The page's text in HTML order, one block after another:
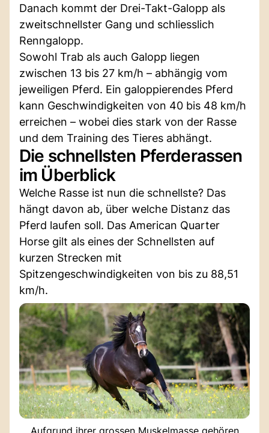
Danach kommt der Drei-Takt-Galopp als
zweitschnellster Gang und schliesslich
Renngalopp.
Sowohl Trab als auch Galopp liegen
zwischen 13 bis 27 km/h – abhängig vom
jeweiligen Pferd. Ein galoppierendes Pferd
kann Geschwindigkeiten von 40 bis 48 km/h
erreichen – wobei dies stark von der Rasse
und dem Training des Tieres abhängt.
Die schnellsten Pferderassen
im Überblick
Welche Rasse ist nun die schnellste? Das
hängt davon ab, über welche Distanz das
Pferd laufen soll. Das American Quarter
Horse gilt als eines der Schnellsten auf
kurzen Strecken mit
Spitzengeschwindigkeiten von bis zu 88,51
km/h.
Aufgrund ihrer grossen Muskelmasse gehören